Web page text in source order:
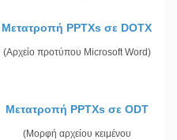
Μετατροπή PPTXs σε DOTX
(Αρχείο προτύπου Microsoft Word)
Μετατροπή PPTXs σε ODT
(Μορφή αρχείου κειμένου